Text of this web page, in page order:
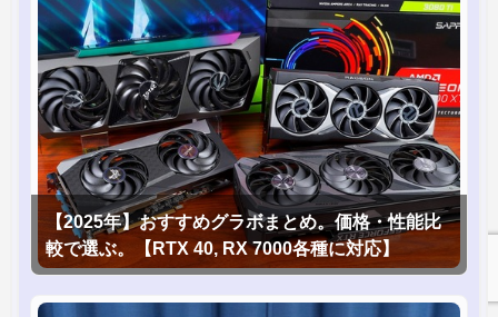
【2025年】おすすめグラボまとめ。価格・性能比
較で選ぶ。【RTX 40, RX 7000各種に対応】